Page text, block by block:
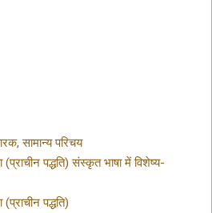
सामान्य परिचय
पद्धति) संस्कृत भाषा में विशेष्य-
पद्धति)